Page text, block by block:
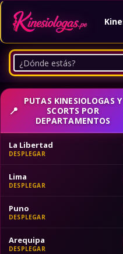
PUTAS KINESIOLOGAS Y
SCORTS POR
DEPARTAMENTOS
La Libertad
Lima
Puno
Arequipa